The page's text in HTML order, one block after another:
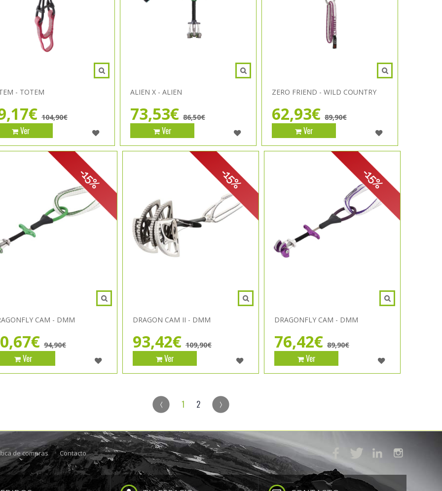
- TOTEM
104,90€
Ver
ALIEN X - ALIEN
73,53€ 86,50€
Ver
ZERO FRIEND - WILD COUNTRY
62,93€ 89,90€
Ver
-15%
CAM - DMM
94,90€
Ver
-15%
DRAGON CAM II - DMM
93,42€ 109,90€
Ver
-15%
DRAGONFLY CAM - DMM
76,42€ 89,90€
Ver
1 2
de compras Contacto